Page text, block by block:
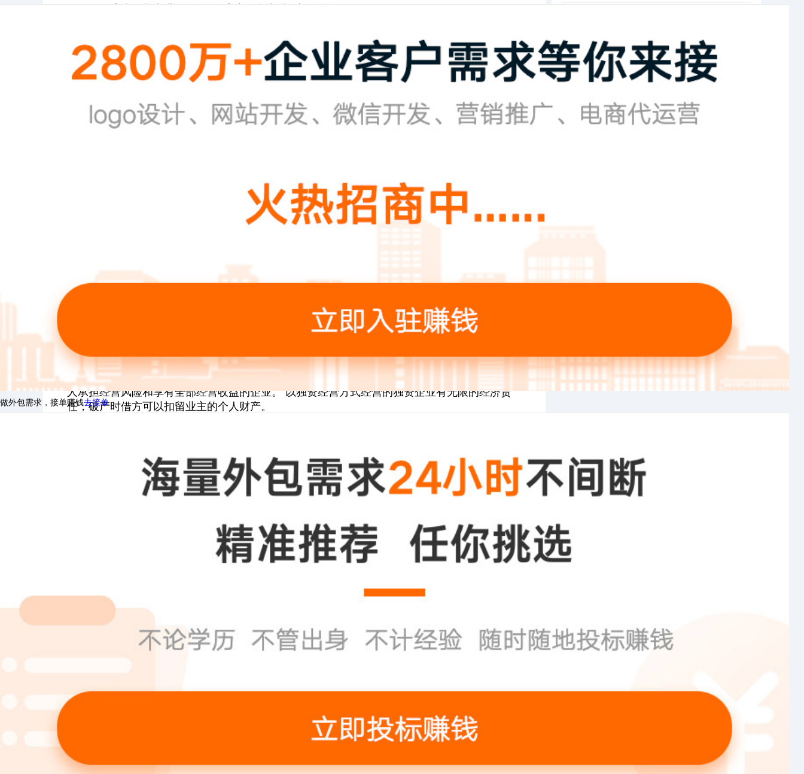
做外包需求，接单赚钱去接单
5、下载公司章程的上网费2元，公司章程打印费15元。
6、刻法人私章20元。
7、会计师事务所的银行询征函10元。
8、银行开立公司验资户开户费20元。
11、公章2个120元，财务章1个60元。
12、技术监督局办理组织机构代码证148元。
14、国税税务登记证60元，地税税务登记证60元。
三、公司的类型有哪些
企业类型分为三种。第一种是个人独资企业，即为个人出资经营、归个人所有和控制、由个
人承担经营风险和享有全部经营收益的企业。 以独资经营方式经营的独资企业有无限的经济责
任，破产时借方可以扣留业主的个人财产。
担风险，并对企业债务承担无限连带责任的营利性组织。合伙企业分为普通合伙企业和有限合伙
营、自负盈亏、具有法人资格的经济组织。我国目前的公司制企业有有限责任公司和股份有限公
司两种形式。当企业采用公司制的组织形式时，所有权主体和经营权主体发生分离，所有者只参
与和作出有关所有者权益或资本权益变动的理财决策，而日常的生产经营活动和理财活动由经营
注册公司的费用的内容就为各位朋友们总结到这里了，大家可以看到具体的花费目录，其
实，总体而言，八戒财税认为花费不是很多的，一般人都可以负担的起。
核名通过后几天拿营业执照
L****x IP属地： 大理白族自治州 4848 2023-01-03
B****H IP属地：钦州 5768